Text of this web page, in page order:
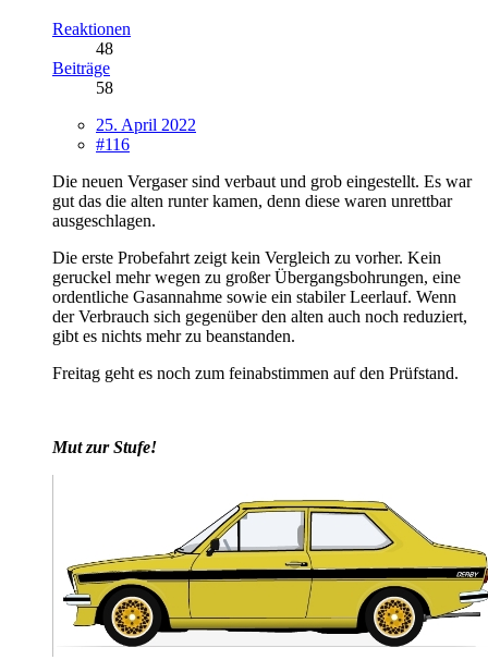
Reaktionen
48
Beiträge
58
25. April 2022
#116
Die neuen Vergaser sind verbaut und grob eingestellt. Es war
gut das die alten runter kamen, denn diese waren unrettbar
ausgeschlagen.
Die erste Probefahrt zeigt kein Vergleich zu vorher. Kein
geruckel mehr wegen zu großer Übergangsbohrungen, eine
ordentliche Gasannahme sowie ein stabiler Leerlauf. Wenn
der Verbrauch sich gegenüber den alten auch noch reduziert,
gibt es nichts mehr zu beanstanden.
Freitag geht es noch zum feinabstimmen auf den Prüfstand.
Mut zur Stufe!